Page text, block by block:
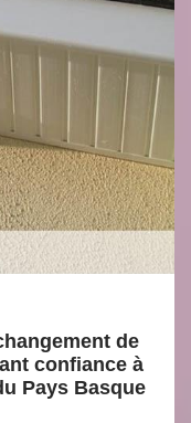
de
confiance à
Pays Basque